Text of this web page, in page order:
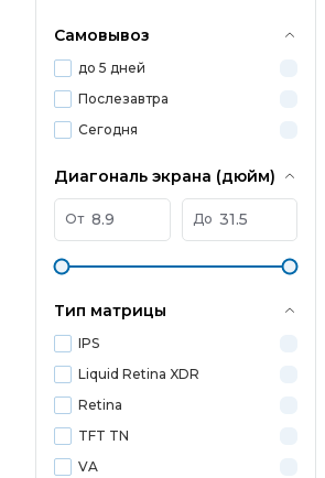
Самовывоз
до 5 дней
Послезавтра
Сегодня
Диагональ экрана (дюйм)
От До
Тип матрицы
IPS
Liquid Retina XDR
Retina
TFT TN
VA